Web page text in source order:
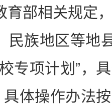
部相关规定，
民族地区等地
专项计划”，
体操作办法